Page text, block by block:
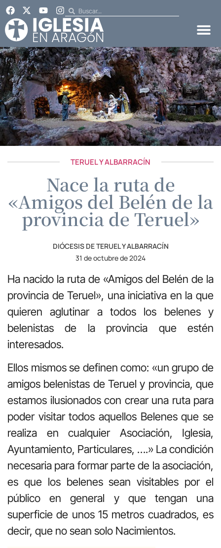
TERUEL Y ALBARRACÍN
Nace la ruta de
«Amigos del Belén de la
provincia de Teruel»
DIÓCESIS DE TERUEL Y ALBARRACÍN
31 de octubre de 2024
Ha nacido la ruta de «Amigos del Belén de la
provincia de Teruel», una iniciativa en la que
quieren aglutinar a todos los belenes y
belenistas de la provincia que estén
interesados.
Ellos mismos se definen como: «un grupo de
amigos belenistas de Teruel y provincia, que
estamos ilusionados con crear una ruta para
poder visitar todos aquellos Belenes que se
realiza en cualquier Asociación, Iglesia,
Ayuntamiento, Particulares, ….» La condición
necesaria para formar parte de la asociación,
es que los belenes sean visitables por el
público en general y que tengan una
superficie de unos 15 metros cuadrados, es
decir, que no sean solo Nacimientos.